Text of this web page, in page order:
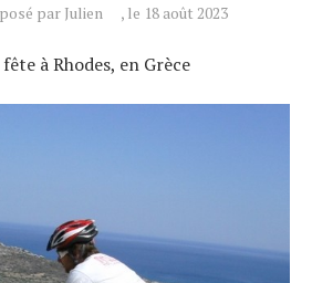
par Julien , le 18 août 2023
à Rhodes, en Grèce